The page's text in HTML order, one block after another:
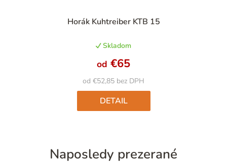
Horák Kuhtreiber KTB 15
hodnotenie
je
4,8
z
5
hviezdičiek.
Skladom
od €52,85 bez DPH
od €65
DETAIL
Naposledy prezerané